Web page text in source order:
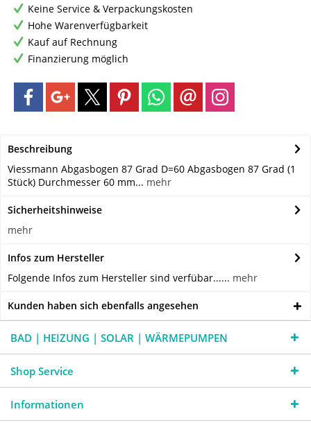
Keine Service & Verpackungskosten
Hohe Warenverfügbarkeit
Kauf auf Rechnung
Finanzierung möglich
Beschreibung
Viessmann Abgasbogen 87 Grad D=60 Abgasbogen 87 Grad (1
Stück) Durchmesser 60 mm... mehr
Sicherheitshinweise
mehr
Infos zum Hersteller
Folgende Infos zum Hersteller sind verfübar...... mehr
Kunden haben sich ebenfalls angesehen
BAD | HEIZUNG | SOLAR | WÄRMEPUMPEN
Shop Service
Informationen